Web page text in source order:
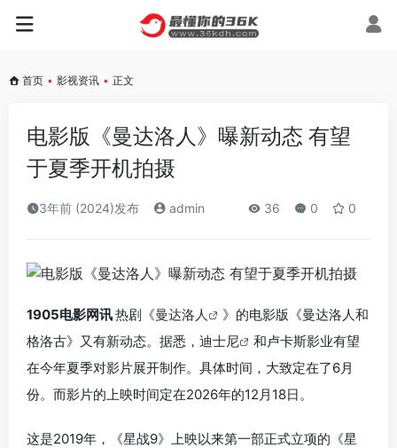
首页 • 影视资讯 • 正文
电影版《曼达洛人》曝新动态 有望
于夏季开机拍摄
3年前 (2024)发布 admin 36 0 0
1905电影网讯热剧《曼达洛人
》的电影版《曼达洛人和
格洛古》又有新动态。据悉， 迪士尼
和卢卡斯影业有望
在今年夏季对影片展开制作。具体时间，大致定在了6月
份。而影片的上映时间定在2026年的12月18日。
这是2019年，《星战9》上映以来第一部正式立项的《星